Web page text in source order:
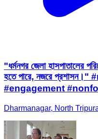
"ধর্মনগর জেলা হাসপাতালের
হতে পারে, নজরে
#engagement
Dharmanagar, North